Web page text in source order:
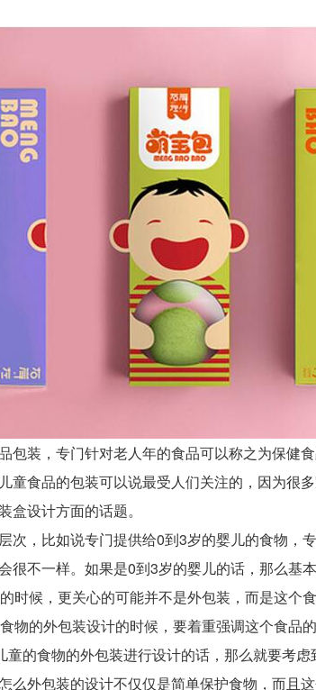
装，专门针对老人年的食品可以称之为保健
童食品的包装可以说最受人们关注的，因为很
设计方面的话题。
，比如说专门提供给0到3岁的婴儿的食物，
很不一样。如果是0到3岁的婴儿的话，那么基
时候，更关心的可能并不是外包装，而是这个
物的外包装设计的时候，要着重强调这个食品
的食物的外包装进行设计的话，那么就要考
么外包装的设计不仅仅是简单保护食物，而且